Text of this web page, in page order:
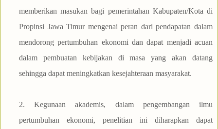
memberikan masukan bagi pemerintahan Kabupaten/Kota di
Propinsi Jawa Timur mengenai peran dari pendapatan dalam
mendorong pertumbuhan ekonomi dan dapat menjadi acuan
dalam pembuatan kebijakan di masa yang akan datang
sehingga dapat meningkatkan kesejahteraan masyarakat.
2. Kegunaan akademis, dalam pengembangan ilmu
pertumbuhan ekonomi, penelitian ini diharapkan dapat